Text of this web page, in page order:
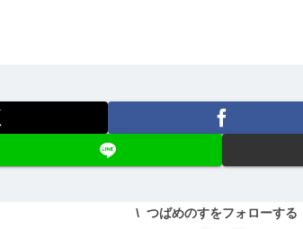
つばめのすをフォローする